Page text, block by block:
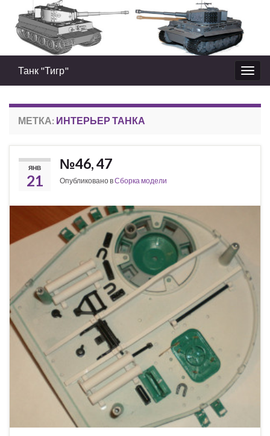
Вкл/
выкл
Танк "Тигр"
МЕТКА: ИНТЕРЬЕР ТАНКА
ЯНВ
21
№46, 47
Опубликовано вСборка модели